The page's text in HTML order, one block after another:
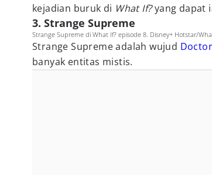
kejadian buruk di What If?yang dapat
3. Strange Supreme
Strange Supreme di What If? episode 8. Disney+ Hotstar/
Strange Supreme adalah wujud
banyak entitas mistis.